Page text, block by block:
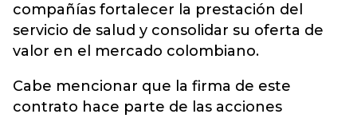
compañías fortalecer la prestación del
servicio de salud y consolidar su oferta de
valor en el mercado colombiano.
Cabe mencionar que la firma de este
contrato hace parte de las acciones